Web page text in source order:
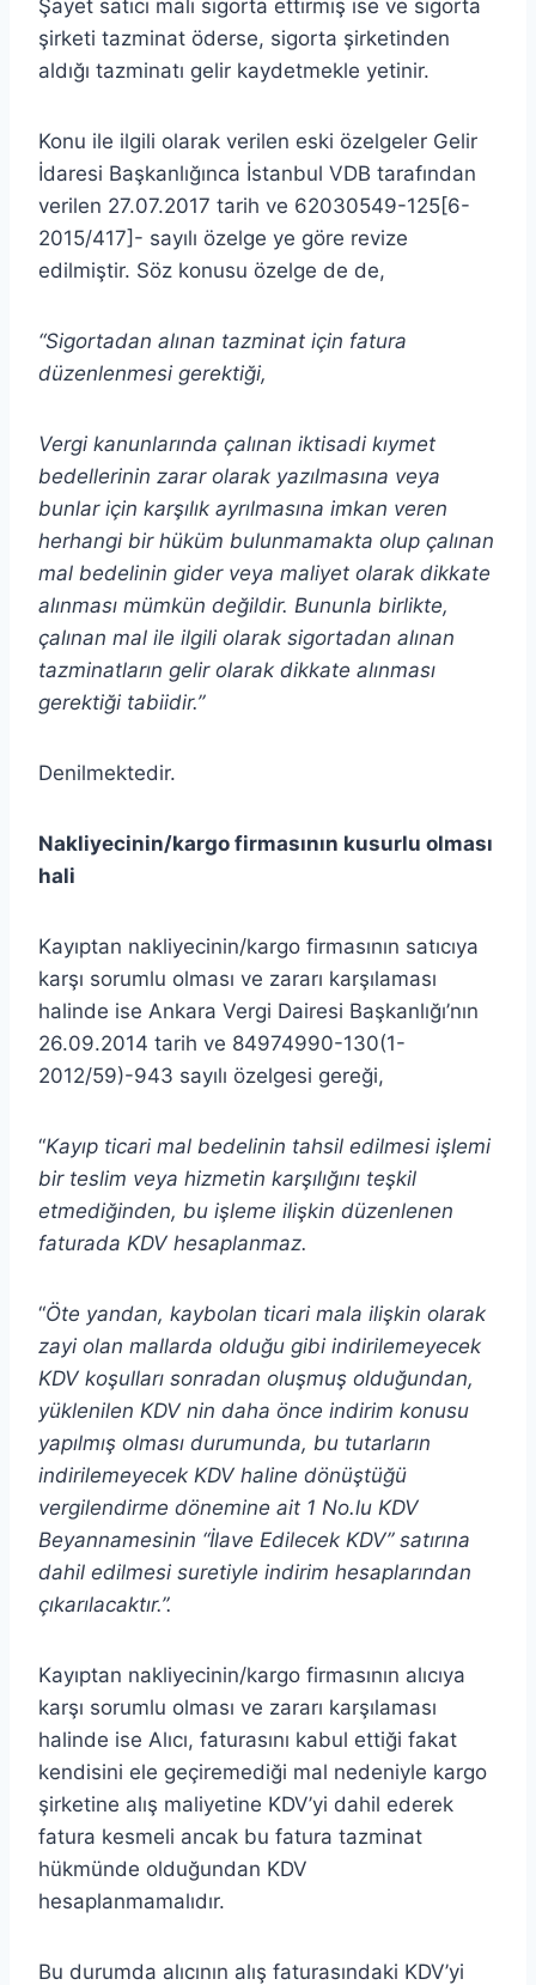
Şayet satıcı malı sigorta ettirmiş ise ve sigorta
şirketi tazminat öderse, sigorta şirketinden
aldığı tazminatı gelir kaydetmekle yetinir.
Konu ile ilgili olarak verilen eski özelgeler Gelir
İdaresi Başkanlığınca İstanbul VDB tarafından
verilen 27.07.2017 tarih ve 62030549-125[6-
2015/417]- sayılı özelge ye göre revize
edilmiştir. Söz konusu özelge de de,
“Sigortadan alınan tazminat için fatura
düzenlenmesi gerektiği,
Vergi kanunlarında çalınan iktisadi kıymet
bedellerinin zarar olarak yazılmasına veya
bunlar için karşılık ayrılmasına imkan veren
herhangi bir hüküm bulunmamakta olup çalınan
mal bedelinin gider veya maliyet olarak dikkate
alınması mümkün değildir. Bununla birlikte,
çalınan mal ile ilgili olarak sigortadan alınan
tazminatların gelir olarak dikkate alınması
gerektiği tabiidir.”
Denilmektedir.
Nakliyecinin/kargo firmasının kusurlu olması
hali
Kayıptan nakliyecinin/kargo firmasının satıcıya
karşı sorumlu olması ve zararı karşılaması
halinde ise Ankara Vergi Dairesi Başkanlığı’nın
26.09.2014 tarih ve 84974990-130(1-
2012/59)-943 sayılı özelgesi gereği,
“Kayıp ticari mal bedelinin tahsil edilmesi işlemi
bir teslim veya hizmetin karşılığını teşkil
etmediğinden, bu işleme ilişkin düzenlenen
faturada KDV hesaplanmaz.
“Öte yandan, kaybolan ticari mala ilişkin olarak
zayi olan mallarda olduğu gibi indirilemeyecek
KDV koşulları sonradan oluşmuş olduğundan,
yüklenilen KDV nin daha önce indirim konusu
yapılmış olması durumunda, bu tutarların
indirilemeyecek KDV haline dönüştüğü
vergilendirme dönemine ait 1 No.lu KDV
Beyannamesinin “İlave Edilecek KDV” satırına
dahil edilmesi suretiyle indirim hesaplarından
çıkarılacaktır.”.
Kayıptan nakliyecinin/kargo firmasının alıcıya
karşı sorumlu olması ve zararı karşılaması
halinde ise Alıcı, faturasını kabul ettiği fakat
kendisini ele geçiremediği mal nedeniyle kargo
şirketine alış maliyetine KDV’yi dahil ederek
fatura kesmeli ancak bu fatura tazminat
hükmünde olduğundan KDV
hesaplanmamalıdır.
Bu durumda alıcının alış faturasındaki KDV’yi